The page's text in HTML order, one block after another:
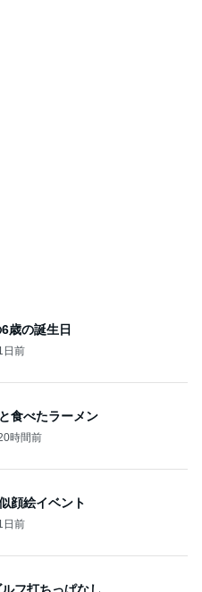
歳の誕生日
日前
食べたラーメン
時間前
顔絵イベント
日前
フ打ちっぱなし